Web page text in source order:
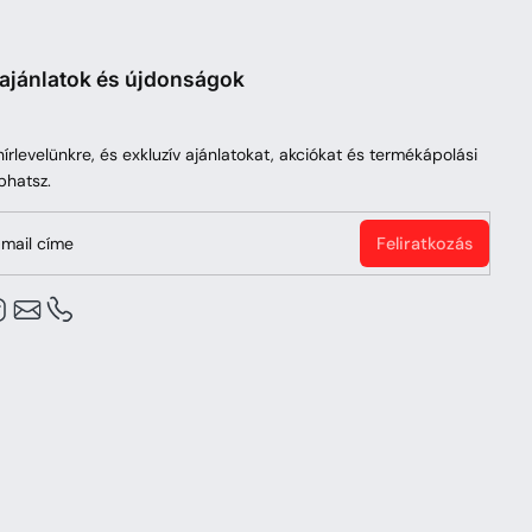
és újdonságok
és exkluzív ajánlatokat, akciókat és termékápolási
címe Feliratkozás